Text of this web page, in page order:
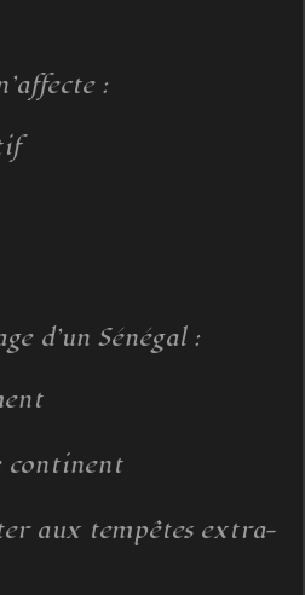
:
d’un Sénégal :
continent
aux tempêtes extra-